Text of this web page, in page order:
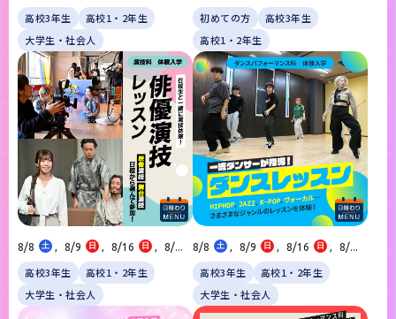
高校3年生
高校1・2年生
大学生・社会人
初めての方
高校3年生
高校1・2年生
8/8 土 , 8/9 日 , 8/16 日 , 8/...
高校3年生
高校1・2年生
大学生・社会人
8/8 土 , 8/9 日 , 8/16 日 , 8/...
高校3年生
高校1・2年生
大学生・社会人